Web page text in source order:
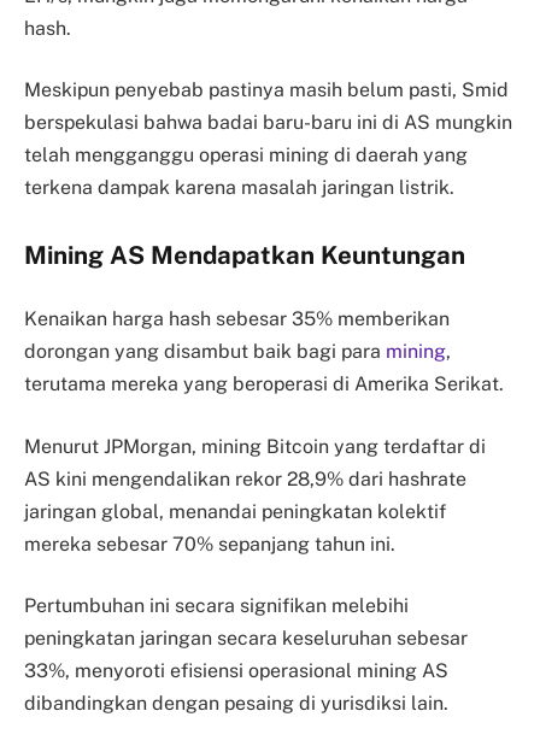
hash.
Meskipun penyebab pastinya masih belum pasti, Smid
berspekulasi bahwa badai baru-baru ini di AS mungkin
telah mengganggu operasi mining di daerah yang
terkena dampak karena masalah jaringan listrik.
Mining AS Mendapatkan Keuntungan
Kenaikan harga hash sebesar 35% memberikan
dorongan yang disambut baik bagi para mining,
terutama mereka yang beroperasi di Amerika Serikat.
Menurut JPMorgan, mining Bitcoin yang terdaftar di
AS kini mengendalikan rekor 28,9% dari hashrate
jaringan global, menandai peningkatan kolektif
mereka sebesar 70% sepanjang tahun ini.
Pertumbuhan ini secara signifikan melebihi
peningkatan jaringan secara keseluruhan sebesar
33%, menyoroti efisiensi operasional mining AS
dibandingkan dengan pesaing di yurisdiksi lain.